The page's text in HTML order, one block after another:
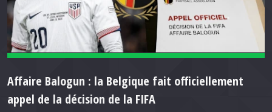
Affaire Balogun : la Belgique fait officiellement
appel de la décision de la FIFA